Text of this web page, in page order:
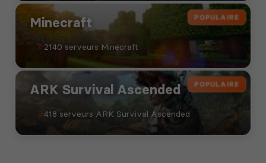
POPULAIRE
Minecraft
2140 serveurs Minecraft
POPULAIRE
ARK Survival Ascended
418 serveurs ARK Survival Ascended